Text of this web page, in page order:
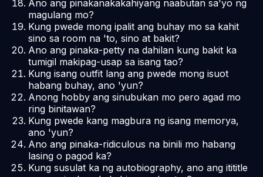
Ano ang pinakanakakahiyang naabutan sa'yo ng
magulang mo?
Kung pwede mong ipalit ang buhay mo sa kahit
sino sa room na 'to, sino at bakit?
Ano ang pinaka-petty na dahilan kung bakit ka
tumigil makipag-usap sa isang tao?
Kung isang outfit lang ang pwede mong isuot
habang buhay, ano 'yun?
Anong hobby ang sinubukan mo pero agad mo
ring binitawan?
Kung pwede kang magbura ng isang memorya,
ano 'yun?
Ano ang pinaka-ridiculous na binili mo habang
lasing o pagod ka?
Kung susulat ka ng autobiography, ano ang itititle